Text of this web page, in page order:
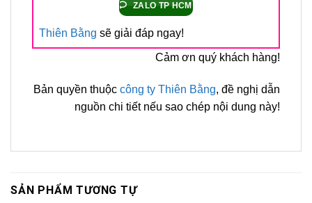
ZALO TP HCM
Thiên Bằng sẽ giải đáp ngay!
Cảm ơn quý khách hàng!
Bản quyền thuộc công ty Thiên Bằng, đề nghị dẫn
nguồn chi tiết nếu sao chép nội dung này!
SẢN PHẨM TƯƠNG TỰ